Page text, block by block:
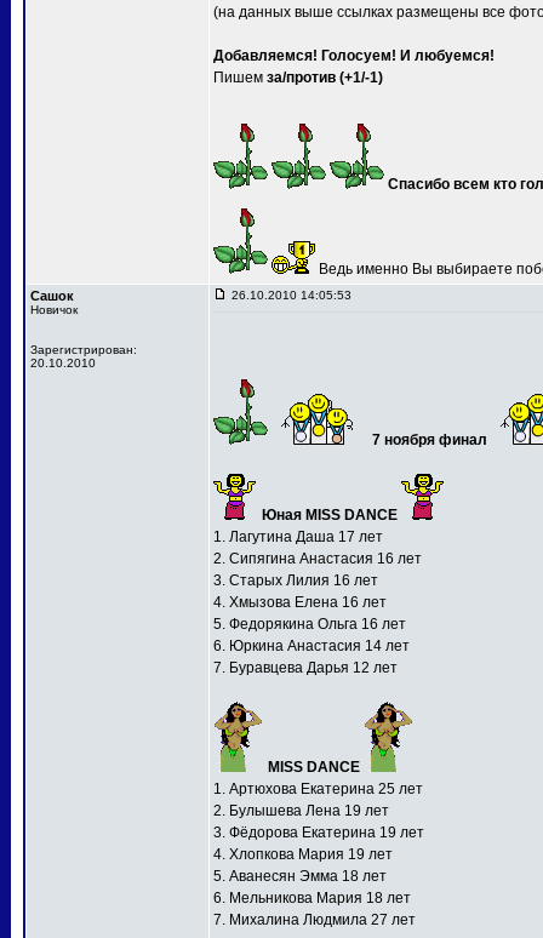
(на данных выше ссылках размещены все
Добавляемся! Голосуем! И любуемся!
Пишем за/против (+1/-1)
Спасибо всем кто
Ведь именно Вы выбираете
Сашок
Новичок
Зарегистрирован:
20.10.2010
26.10.2010 14:05:53
7 ноября финал
Юная MISS DANCE
1. Лагутина Даша 17 лет
2. Сипягина Анастасия 16 лет
3. Старых Лилия 16 лет
4. Хмызова Елена 16 лет
5. Федорякина Ольга 16 лет
6. Юркина Анастасия 14 лет
7. Буравцева Дарья 12 лет
MISS DANCE
1. Артюхова Екатерина 25 лет
2. Булышева Лена 19 лет
3. Фёдорова Екатерина 19 лет
4. Хлопкова Мария 19 лет
5. Аванесян Эмма 18 лет
6. Мельникова Мария 18 лет
7. Михалина Людмила 27 лет